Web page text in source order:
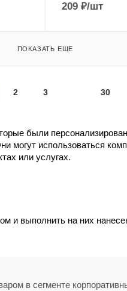
209 ₽/шт
ПОКАЗАТЬ ЕЩЕ
2 3 30
были
могут использоваться
или услугах.
и выполнить на них
в сегменте